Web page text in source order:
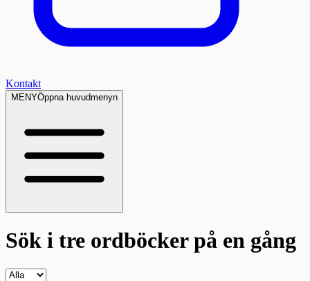
Kontakt
MENYÖppna huvudmenyn
Sök i tre ordböckerpå en gång